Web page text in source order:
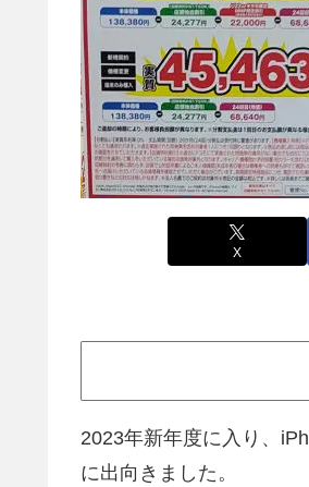
X
2023年新年度に入り、
に出向きました。